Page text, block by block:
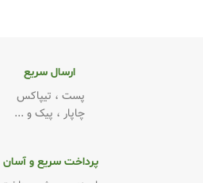
ارسال سریع
پست ، تیپاکس
چاپار ، پیک و ...
پرداخت سریع و آسان